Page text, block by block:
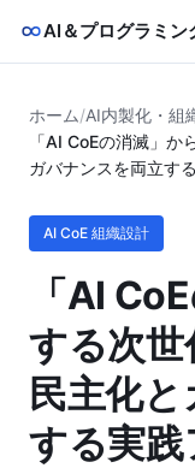
AI＆プログラミン
ホーム/AI内製化・組
「AI CoEの消滅」
ガバナンスを両立す
AI CoE 組織設計
「AI
する次
民主化
する実